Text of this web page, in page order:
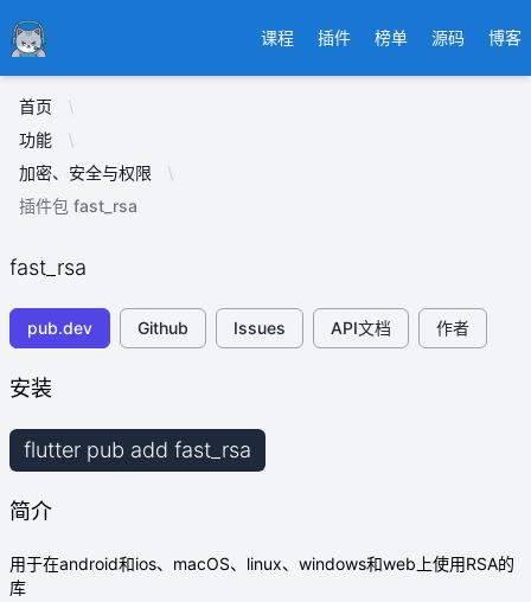
Ducafecat 课程 插件 榜单 源码 博客
首页
功能
加密、安全与权限
插件包 fast_rsa
fast_rsa
pub.dev Github Issues API文档 作者
安装
flutter pub add fast_rsa
简介
用于在android和ios、macOS、linux、windows和web上使用RSA的
库